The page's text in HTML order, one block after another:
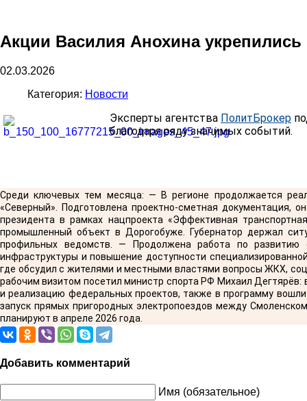
Акции Василия Анохина
02.03.2026
Категория: Новости
Эксперты агентства ПолитБрокер
благодаря ряду значимых событий.
Среди ключевых тем месяца: — В регионе продолжается
«Северный». Подготовлена проектно-сметная документация,
президента в рамках нацпроекта «Эффективная
промышленный объект в Дорогобуже. Губернатор держал
профильных ведомств. — Продолжена работа по развитию
инфраструктуры и повышение доступности
где обсудил с жителями и местными властями вопросы ЖКХ,
рабочим визитом посетил министр спорта РФ Михаил
и реализацию федеральных проектов, также в программу
запуск прямых пригородных электропоездов между
планируют в апреле 2026 года.
Добавить комментарий
Имя (обязательное)